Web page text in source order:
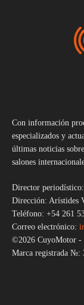
Con información
especializados y
últimas noticias
salones
Director
Dirección: Arístides
Teléfono: +54 261
Correo electrónico:
©2026 CuyoMotor -
Marca registrada №: